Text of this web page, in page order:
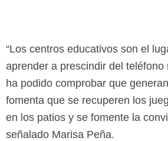
“Los centros educativos son el
aprender a prescindir del teléfono
ha podido comprobar que
fomenta que se recuperen los
en los patios y se fomente la
señalado Marisa Peña.